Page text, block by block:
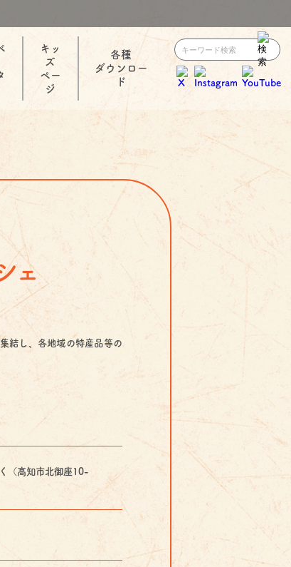
キッ
ズ
ペー
ジ
各種
ダウンロー
ド
ェ
結し、各地域の特産品等の
（高知市北御座10-